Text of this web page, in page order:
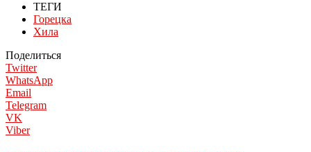
ТЕГИ
Горецка
Хила
Поделиться
Twitter
WhatsApp
Email
Telegram
VK
Viber